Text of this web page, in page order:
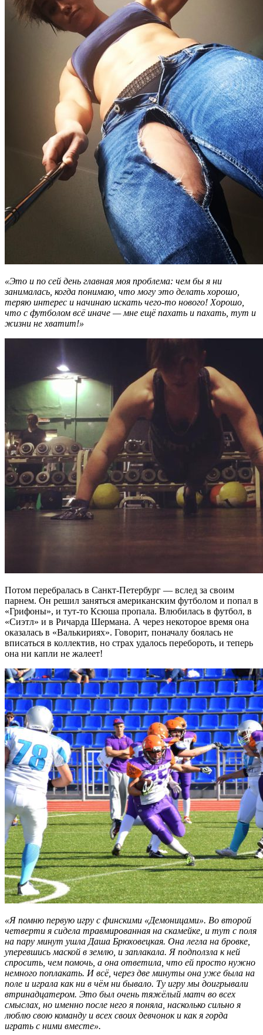
«Это и по сей день главная моя проблема: чем бы я ни
занималась, когда понимаю, что могу это делать хорошо,
теряю интерес и начинаю искать чего-то нового! Хорошо,
что с футболом всё иначе — мне ещё пахать и пахать, тут и
жизни не хватит!»
Потом перебралась в Санкт-Петербург — вслед за своим
парнем. Он решил заняться американским футболом и попал в
«Грифоны», и тут-то Ксюша пропала. Влюбилась в футбол, в
«Сиэтл» и в Ричарда Шермана. А через некоторое время она
оказалась в «Валькириях». Говорит, поначалу боялась не
вписаться в коллектив, но страх удалось перебороть, и теперь
она ни капли не жалеет!
«Я помню первую игру с финскими «Демоницами». Во второй
четверти я сидела травмированная на скамейке, и тут с поля
на пару минут ушла Даша Брюховецкая. Она легла на бровке,
уперевшись маской в землю, и заплакала. Я подползла к ней
спросить, чем помочь, а она ответила, что ей просто нужно
немного поплакать. И всё, через две минуты она уже была на
поле и играла как ни в чём ни бывало. Ту игру мы доигрывали
втринадцатером. Это был очень тяжёлый матч во всех
смыслах, но именно после него я поняла, насколько сильно я
люблю свою команду и всех своих девчонок и как я горда
играть с ними вместе».